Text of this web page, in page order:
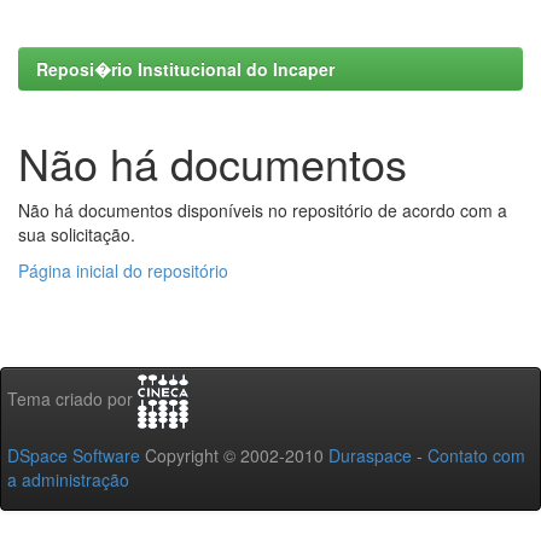
Reposi�rio Institucional do Incaper
Não há documentos
Não há documentos disponíveis no repositório de acordo com a
sua solicitação.
Página inicial do repositório
Tema criado por
DSpace Software Copyright © 2002-2010 Duraspace - Contato com
a administração